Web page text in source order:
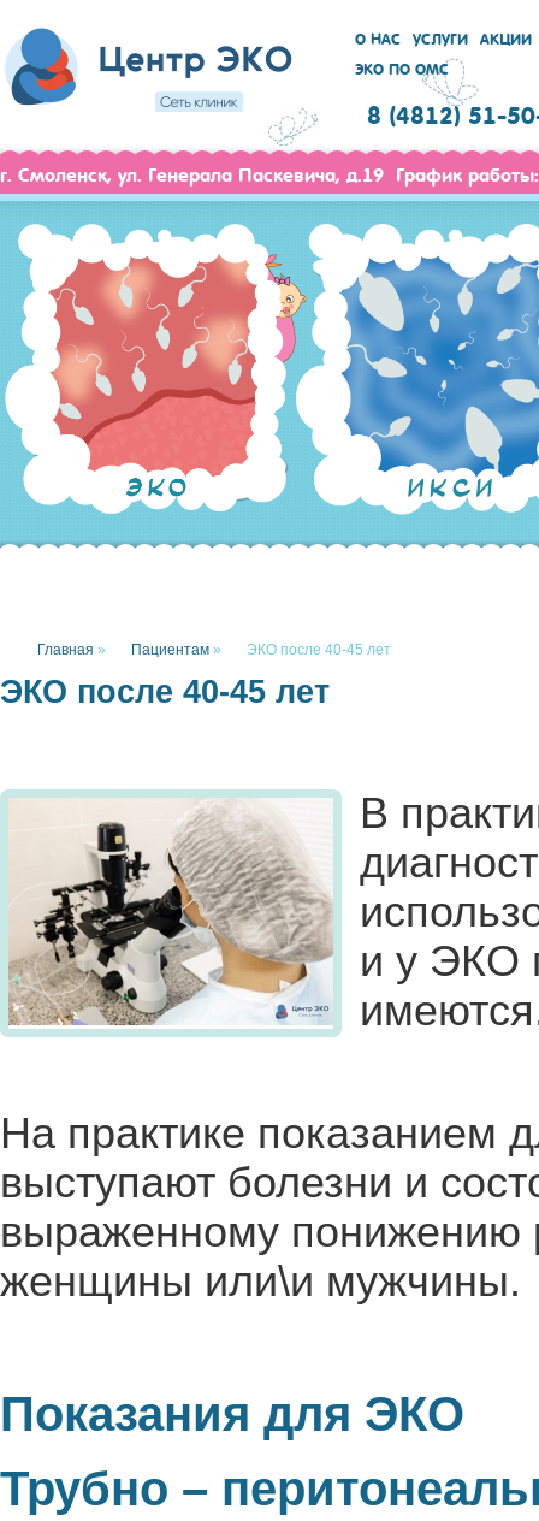
О НАС УСЛУГИ
АКЦИИ
ЭКО ПО ОМС
8 (4812) 51-
г. Смоленск, ул. Генерала Паскевича, д.19 График
Главная » Пациентам » ЭКО после 40-45 лет
ЭКО после 40-45 лет
В
и у ЭКО
На практике показанием
выступают болезни и
выраженному понижению
женщины или\и мужчины.
Показания для ЭКО
Трубно –